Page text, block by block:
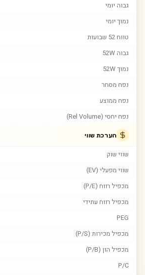
גבוה יומי
נמוך יומי
טווח 52 שבועות
גבוה 52W
נמוך 52W
נפח מסחר
נפח ממוצע
נפח יחסי (Rel Volume)
הערכת שווי
שווי שוק
שווי מפעלי (EV)
מכפיל רווח (P/E)
מכפיל רווח עתידי
PEG
מכפיל מכירות (P/S)
מכפיל הון (P/B)
P/C